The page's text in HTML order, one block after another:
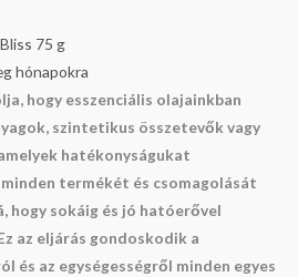
75 g
hónapokra
hogy esszenciális olajainkban
szintetikus összetevők vagy
hatékonyságukat
termékét és csomagolását
hogy sokáig és jó hatóerővel
az eljárás gondoskodik a
és az egységességről minden egyes